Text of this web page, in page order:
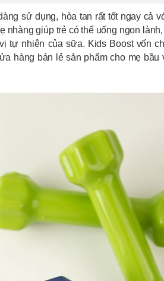
sử dụng, hòa tan rất tốt ngay cả
nhàng giúp trẻ có thể uống ngon
tự nhiên của sữa. Kids Boost vốn
hàng bán lẻ sản phẩm cho mẹ bầu